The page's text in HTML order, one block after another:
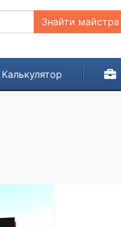
Знайти майстра
Калькулятор